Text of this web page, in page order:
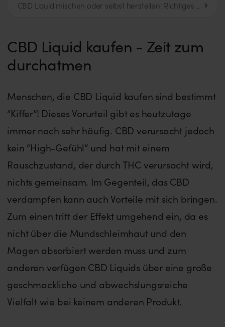
CBD Liquid kaufen - Zeit zum
durchatmen
Menschen, die CBD Liquid kaufen sind bestimmt
“Kiffer”! Dieses Vorurteil gibt es heutzutage
immer noch sehr häufig. CBD verursacht jedoch
kein “High-Gefühl” und hat mit einem
Rauschzustand, der durch THC verursacht wird,
nichts gemeinsam. Im Gegenteil, das CBD
verdampfen kann auch Vorteile mit sich bringen.
Zum einen tritt der Effekt umgehend ein, da es
nicht über die Mundschleimhaut und den
Magen absorbiert werden muss und zum
anderen verfügen CBD Liquids über eine große
geschmackliche und abwechslungsreiche
Vielfalt wie bei keinem anderen Produkt.